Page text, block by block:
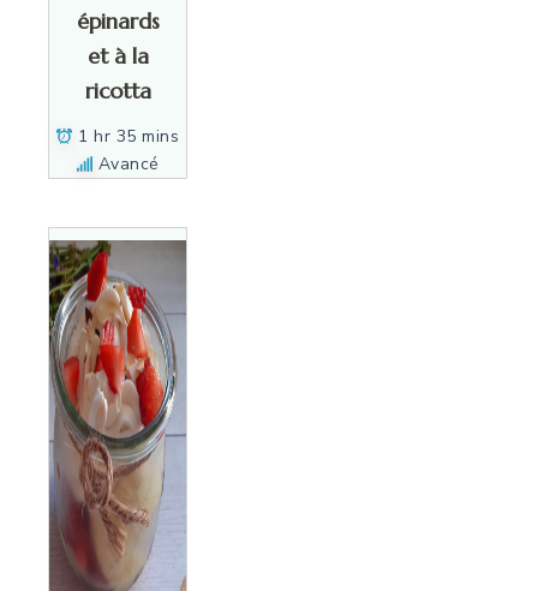
épinards
et à la
ricotta
1 hr 35 mins
Avancé